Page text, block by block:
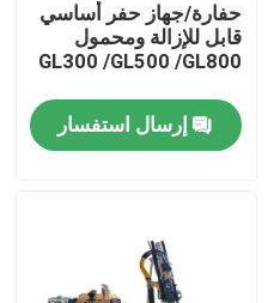
حفارة/جهاز حفر أساسي
قابل للإزالة ومحمول
GL300 /GL500 /GL800
إرسال استفسار